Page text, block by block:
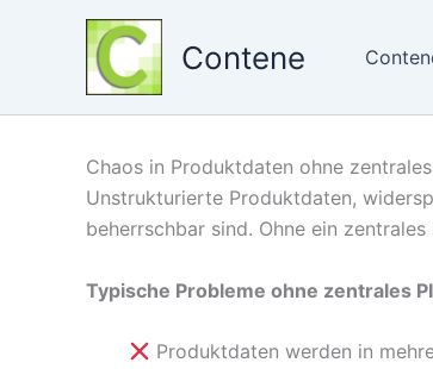
Contene
Chaos in Produktdaten ohne
Unstrukturierte Produktdaten,
beherrschbar sind. Ohne ein
Typische Probleme ohne zentrales
Produktdaten werden in